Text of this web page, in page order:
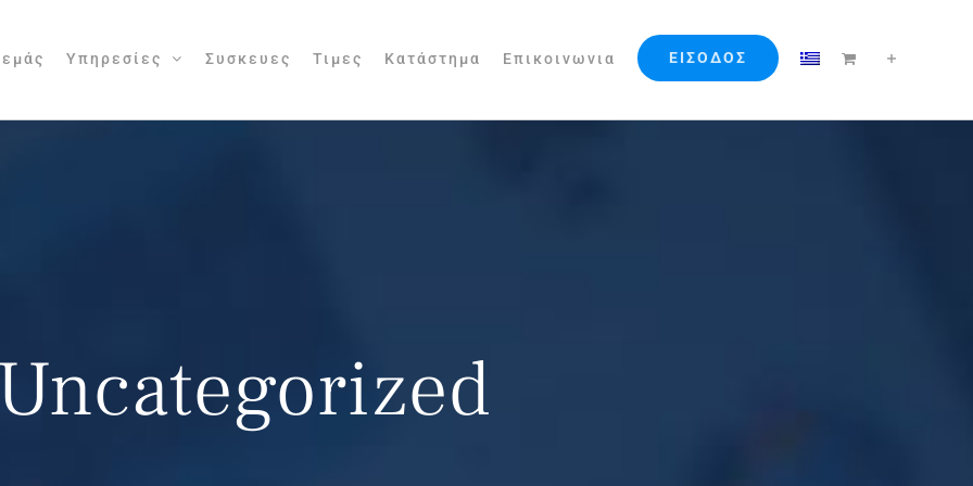
εμάς Υπηρεσίες Συσκευες Τιμες Κατάστημα Επικοινωνια ΕΙΣΟΔΟΣ
Uncategorized